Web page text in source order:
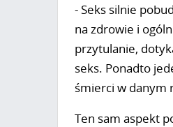
- Seks silnie
na zdrowie i
przytulanie,
seks. Ponadto
śmierci w danym
Ten sam aspekt